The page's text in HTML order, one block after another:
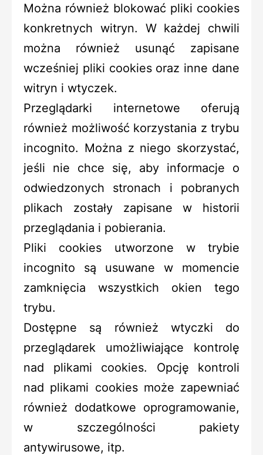
Można również blokować pliki cookies
konkretnych witryn. W każdej chwili
można również usunąć zapisane
wcześniej pliki cookies oraz inne dane
witryn i wtyczek.
Przeglądarki internetowe oferują
również możliwość korzystania z trybu
incognito. Można z niego skorzystać,
jeśli nie chce się, aby informacje o
odwiedzonych stronach i pobranych
plikach zostały zapisane w historii
przeglądania i pobierania.
Pliki cookies utworzone w trybie
incognito są usuwane w momencie
zamknięcia wszystkich okien tego
trybu.
Dostępne są również wtyczki do
przeglądarek umożliwiające kontrolę
nad plikami cookies. Opcję kontroli
nad plikami cookies może zapewniać
również dodatkowe oprogramowanie,
w szczególności pakiety
antywirusowe, itp.